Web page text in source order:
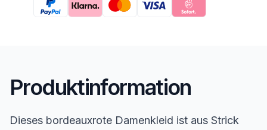
Produktinformation
Dieses bordeauxrote Damenkleid ist aus Strick